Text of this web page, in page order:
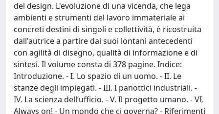
del design. L'evoluzione di una vicenda, che lega
ambienti e strumenti del lavoro immateriale ai
concreti destini di singoli e collettività, è ricostruita
dall'autrice a partire dai suoi lontani antecedenti
con agilità di disegno, qualità di informazione e di
sintesi. Il volume consta di 378 pagine. Indice:
Introduzione. - I. Lo spazio di un uomo. - II. Le
stanze degli impiegati. - III. I panottici industriali. -
IV. La scienza dell’ufficio. - V. Il progetto umano. - VI.
Always on! - Un mondo che ci governa? - Riferimenti